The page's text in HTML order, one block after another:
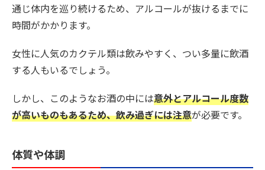
通じ体内を巡り続けるため、アルコールが抜けるまでに
時間がかかります。
女性に人気のカクテル類は飲みやすく、つい多量に飲酒
する人もいるでしょう。
しかし、このようなお酒の中には意外とアルコール度数
が高いものもあるため、飲み過ぎには注意が必要です。
体質や体調